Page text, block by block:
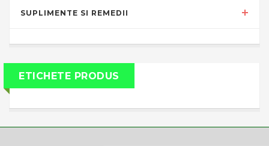
SUPLIMENTE SI REMEDII
ETICHETE PRODUS